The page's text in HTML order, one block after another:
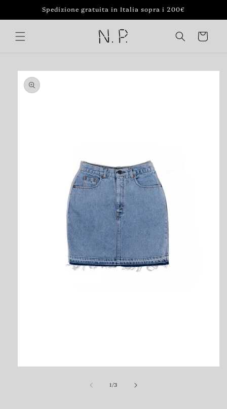
direttamente
ai contenuti
Spedizione gratuita in Italia sopra i 200€
Carrello
Passa alle
informazioni
sul prodotto
1/su
3